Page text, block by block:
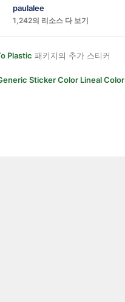
paulalee
1,242의 리소스 다 보기
Plastic 패키지의 추가 스티커
Sticker Color Lineal Color